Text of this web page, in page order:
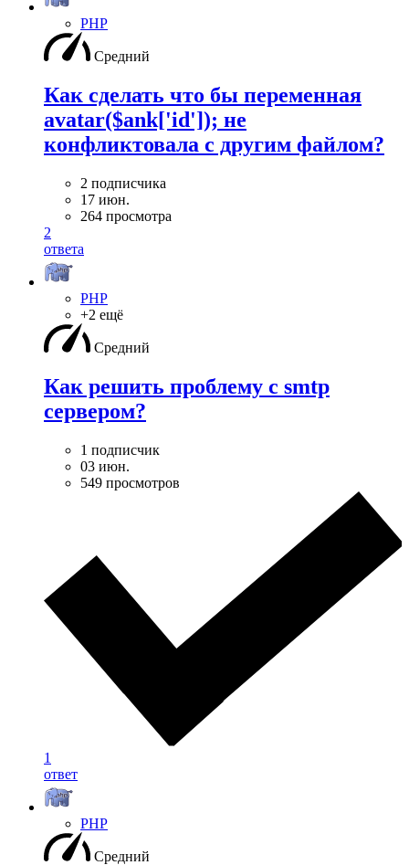
PHP
Средний
Как сделать что бы переменная
avatar($ank['id']); не
конфликтовала с другим файлом?
2 подписчика
17 июн.
264 просмотра
2
ответа
PHP
+2 ещё
Средний
Как решить проблему с smtp
сервером?
1 подписчик
03 июн.
549 просмотров
1
ответ
PHP
Средний